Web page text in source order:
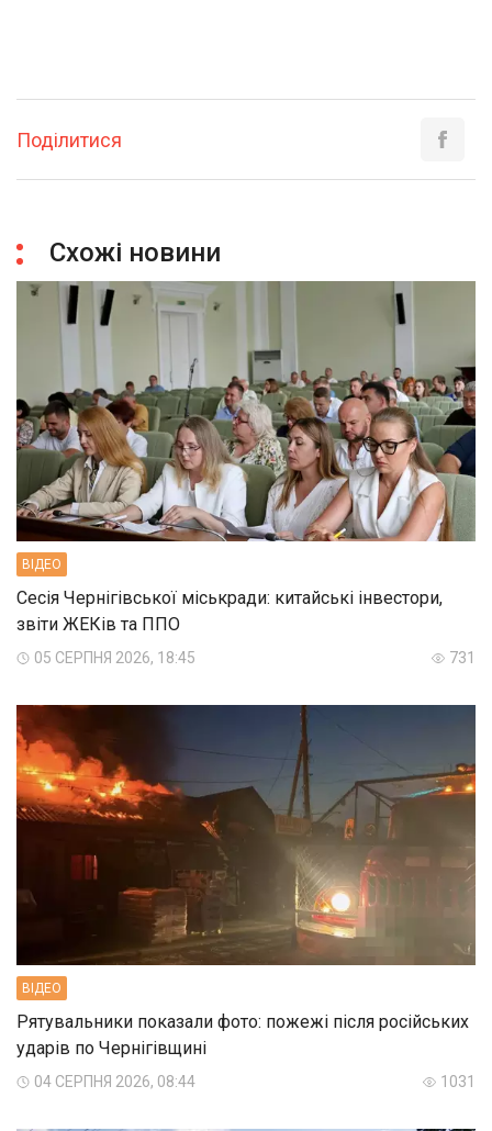
Поділитися
Схожі новини
ВIДЕО
Сесія Чернігівської міськради: китайські інвестори,
звіти ЖЕКів та ППО
05 СЕРПНЯ 2026, 18:45 731
ВIДЕО
Рятувальники показали фото: пожежі після російських
ударів по Чернігівщині
04 СЕРПНЯ 2026, 08:44 1031